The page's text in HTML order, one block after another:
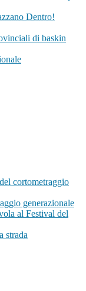
Dentro!
di baskin
cortometraggio
generazionale
al Festival del
strada